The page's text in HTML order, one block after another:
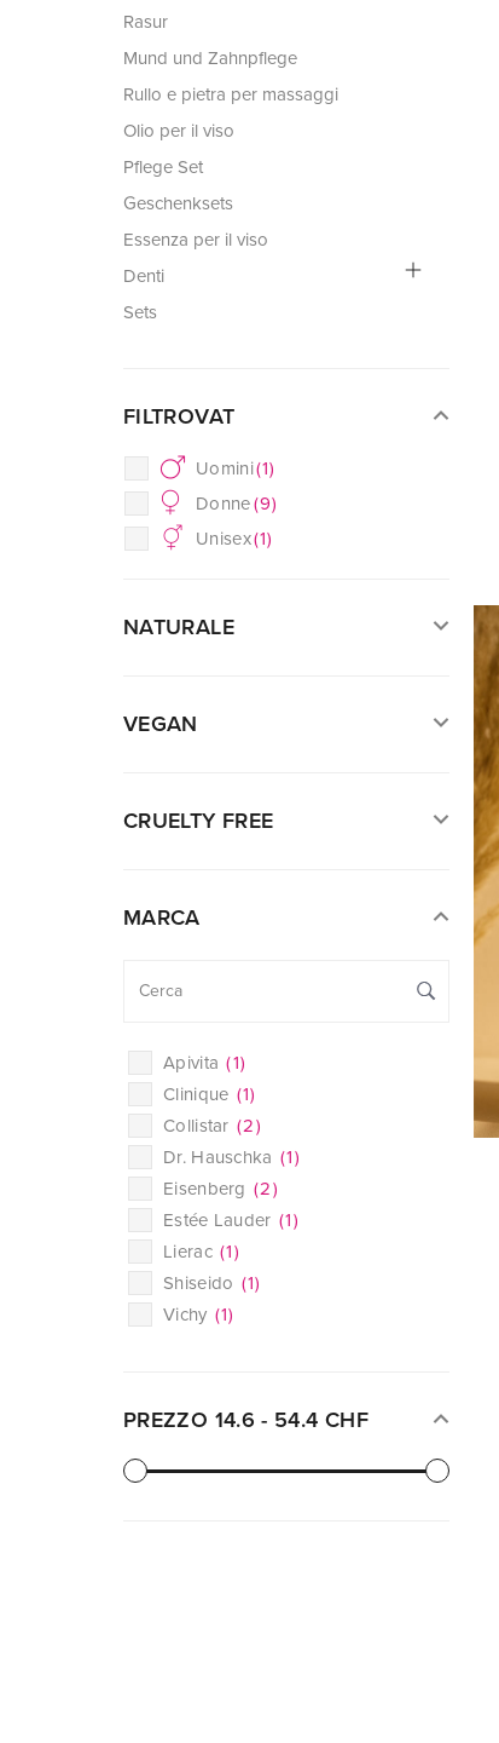
Rasur
Mund und Zahnpflege
Rullo e pietra per massaggi
Olio per il viso
Pflege Set
Geschenksets
Essenza per il viso
Denti
Sets
FILTROVAT
Uomini(1)
Donne(9)
Unisex(1)
NATURALE
VEGAN
CRUELTY FREE
MARCA
Apivita (1)
Clinique (1)
Collistar (2)
Dr. Hauschka (1)
Eisenberg (2)
Estée Lauder (1)
Lierac (1)
Shiseido (1)
Vichy (1)
PREZZO 14.6 - 54.4 CHF